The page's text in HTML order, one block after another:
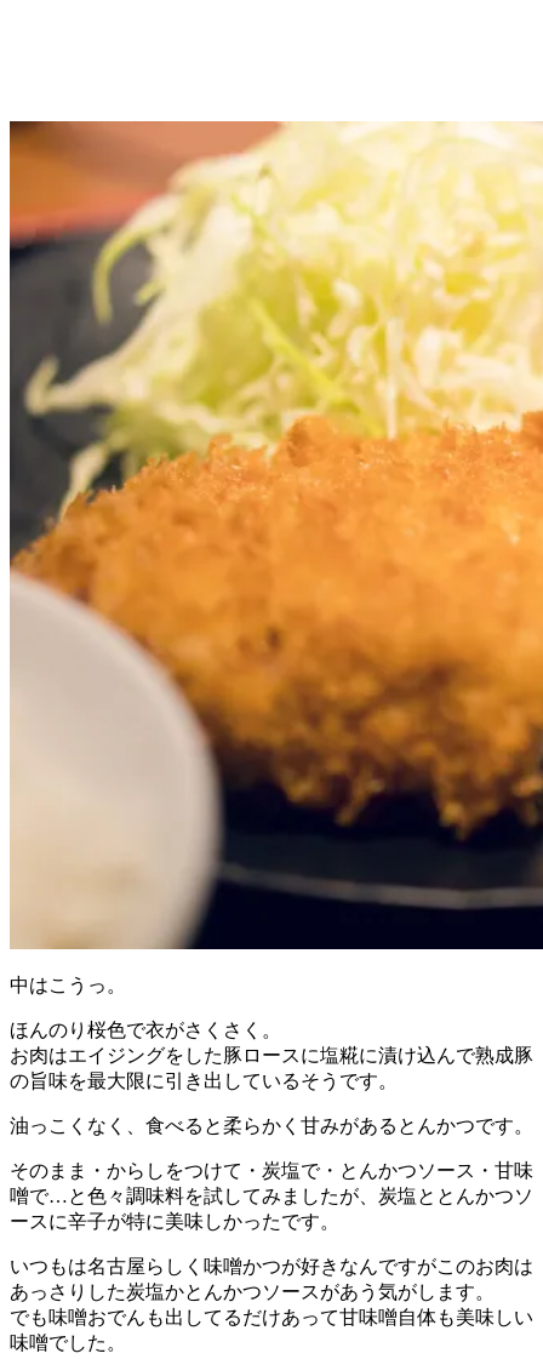
中はこうっ。
ほんのり桜色で衣がさくさく。
お肉はエイジングをした豚ロースに塩糀に漬け込んで熟成豚
の旨味を最大限に引き出しているそうです。
油っこくなく、食べると柔らかく甘みがあるとんかつです。
そのまま・からしをつけて・炭塩で・とんかつソース・甘味
噌で…と色々調味料を試してみましたが、炭塩ととんかつソ
ースに辛子が特に美味しかったです。
いつもは名古屋らしく味噌かつが好きなんですがこのお肉は
あっさりした炭塩かとんかつソースがあう気がします。
でも味噌おでんも出してるだけあって甘味噌自体も美味しい
味噌でした。